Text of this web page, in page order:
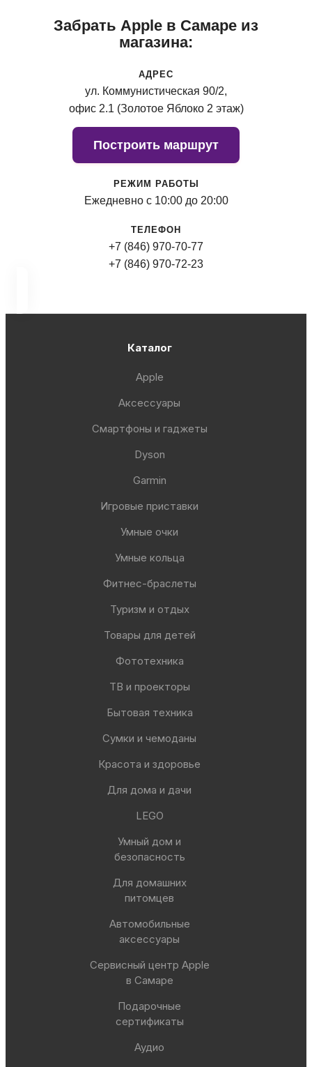
Забрать Apple в Самаре из
магазина:
АДРЕС
ул. Коммунистическая 90/2,
офис 2.1 (Золотое Яблоко 2 этаж)
Построить маршрут
РЕЖИМ РАБОТЫ
Ежедневно с 10:00 до 20:00
ТЕЛЕФОН
+7 (846) 970-70-77
+7 (846) 970-72-23
Каталог
Apple
Аксессуары
Смартфоны и гаджеты
Dyson
Garmin
Игровые приставки
Умные очки
Умные кольца
Фитнес-браслеты
Туризм и отдых
Товары для детей
Фототехника
ТВ и проекторы
Бытовая техника
Сумки и чемоданы
Красота и здоровье
Для дома и дачи
LEGO
Умный дом и
безопасность
Для домашних
питомцев
Автомобильные
аксессуары
Сервисный центр Apple
в Самаре
Подарочные
сертификаты
Аудио